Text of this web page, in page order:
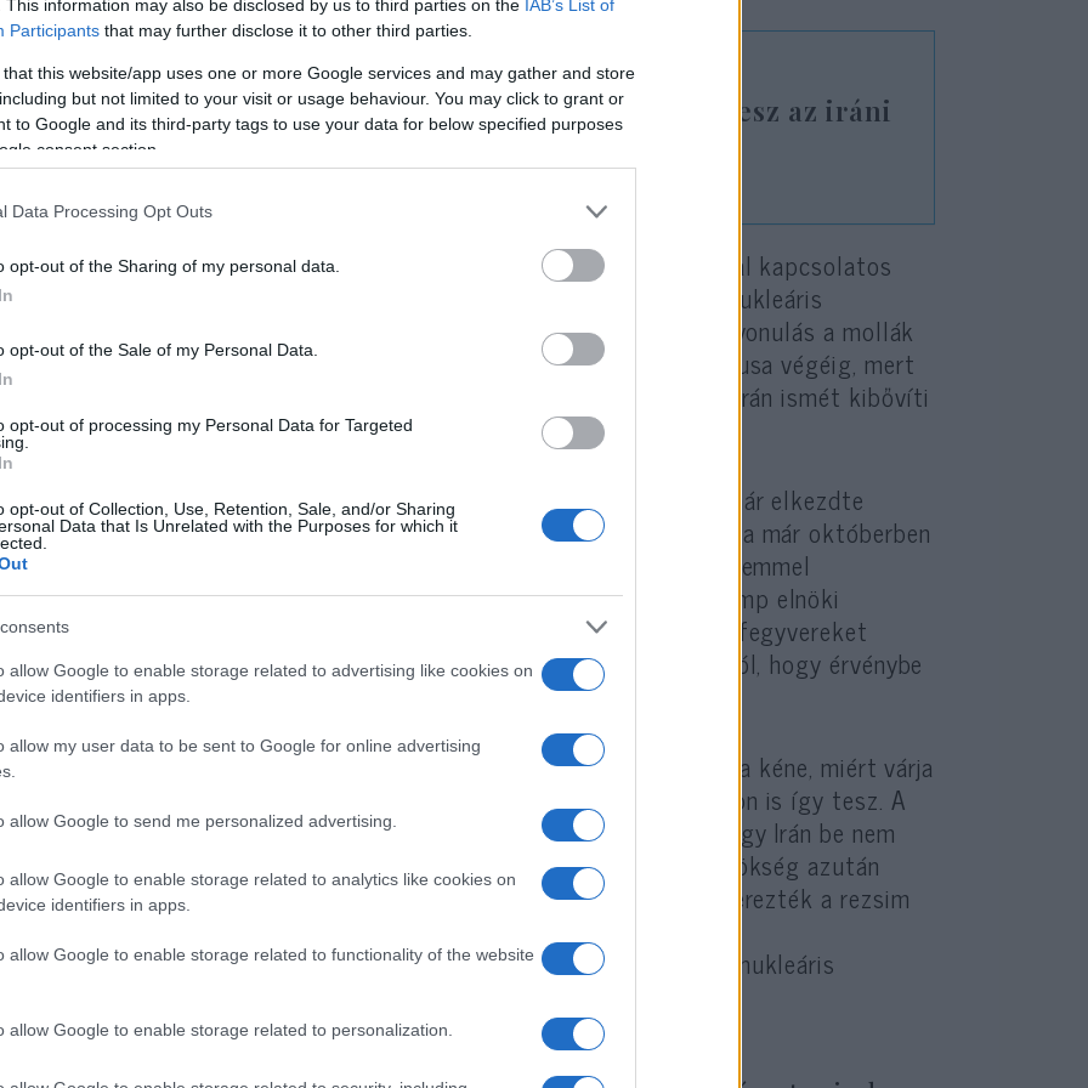
This information may also be disclosed by us to third parties on the IAB’s List of
Participants that may further disclose it to other third parties.
that this website/app uses one or more Google services and may gather and store
but not limited to your visit or usage behaviour. You may click to grant or
to Google and its third-party tags to use your data for below specified purposes
consent section.
Data Processing Opt Outs
opt-out of the Sharing of my personal data.
opt-out of the Sale of my Personal Data.
opt-out of processing my Personal Data for Targeted
opt-out of Collection, Use, Retention, Sale, and/or Sharing
Data that Is Unrelated with the Purposes for which it
allow Google to enable storage related to advertising like cookies on
identifiers in apps.
allow my user data to be sent to Google for online advertising
allow Google to send me personalized advertising.
allow Google to enable storage related to analytics like cookies on
identifiers in apps.
allow Google to enable storage related to functionality of the website
allow Google to enable storage related to personalization.
Amerikai külügyminiszter-helyettes lesz az iráni
atomalku főtárgyalója
akkor vonul vissza a szankcióktól, amikor Irán még több dúsítással kapcsolatos
a nemzetközi megfigyelők eltávolításával, és további nukleáris
építésével fenyegetőzik – azaz gyakorlatilag zsarol. A visszavonulás a mollák
is egyértelmű üzenet: nyugodtan várjanak a tárgyalásokkal ciklusa végéig, mert
fog szankciókat bevezetni, ugyanis túlságosan fél attól, hogy Irán ismét kibővíti
kapacitását.
kihívás Biden számára a következő: A nukleáris megállapodás már elkezdte
veszíteni. A megegyezés első, úgynevezett naplemente-záradéka már októberben
lépett: az ENSZ korlátozásai az Iránnal való fegyverkereskedelemmel
érvényüket vesztették. Ha nem fenyegette volna meg Trump elnöki
szankciókkal Oroszországot és Kínát, hogy ne szállítsanak fegyvereket
a fegyverkereskedelem már dübörögne is. Biden nem beszélt arról, hogy érvénybe
e ezeket a szankciókat.
téren történt fejlemények fényében Bidennek azt is tisztáznia kéne, miért várja
hogy visszatérjen a megállapodáshoz, amennyiben Washington is így tesz. A
Atomenergiai Ügynökség bizonyítékkal rendelkezik arról, hogy Irán be nem
anyagokat, tevékenységeket és helyszíneket rejteget. Az ügynökség azután
nyomozást, hogy egy 2018-as, titkos izraeli akció során megszerezték a rezsim
hogy Irán egy katonai ügynökségnél foglalkoztat nukleáris
foglalkozó tudósokat.